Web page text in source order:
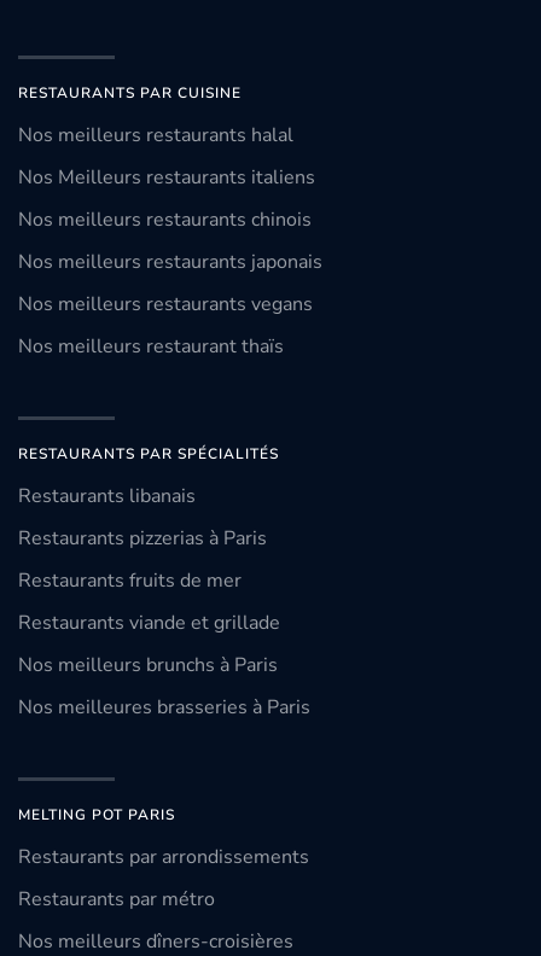
RESTAURANTS PAR CUISINE
Nos meilleurs restaurants halal
Nos Meilleurs restaurants italiens
Nos meilleurs restaurants chinois
Nos meilleurs restaurants japonais
Nos meilleurs restaurants vegans
Nos meilleurs restaurant thaïs
RESTAURANTS PAR SPÉCIALITÉS
Restaurants libanais
Restaurants pizzerias à Paris
Restaurants fruits de mer
Restaurants viande et grillade
Nos meilleurs brunchs à Paris
Nos meilleures brasseries à Paris
MELTING POT PARIS
Restaurants par arrondissements
Restaurants par métro
Nos meilleurs dîners-croisières